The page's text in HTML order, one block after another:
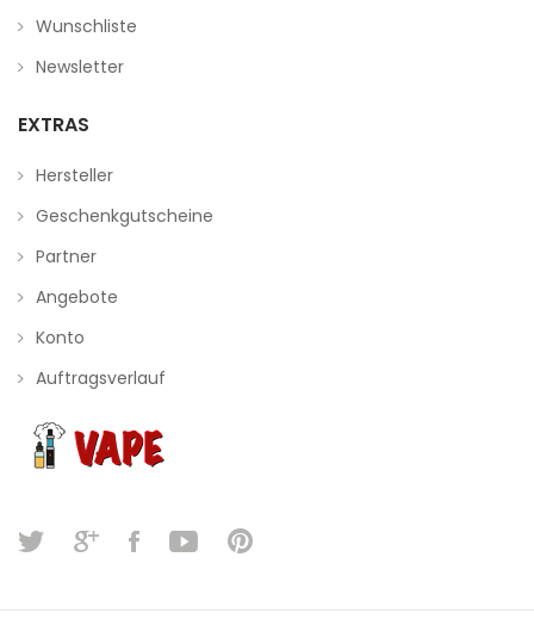
Wunschliste
Newsletter
EXTRAS
Hersteller
Geschenkgutscheine
Partner
Angebote
Konto
Auftragsverlauf